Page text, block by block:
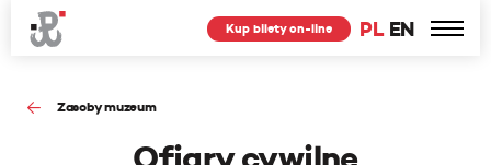
PL EN
Kup bilety on-line
Zasoby muzeum